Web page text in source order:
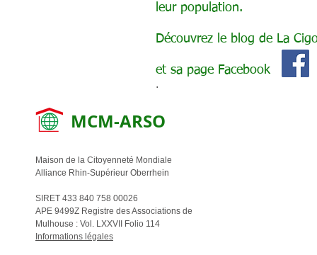
leur population.
Découvrez le blog de La
et sa page Facebook
.
MCM-ARSO
Maison de la Citoyenneté Mondiale
Alliance Rhin-Supérieur Oberrhein
SIRET 433 840 758 00026
APE 9499Z Registre des Associations de
Mulhouse : Vol. LXXVII Folio 114
Informations légales